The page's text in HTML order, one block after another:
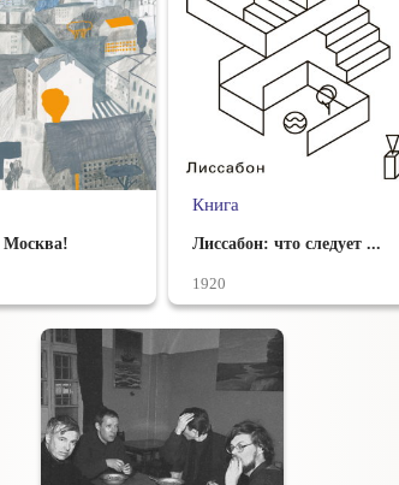
Москва!
Книга
Лиссабон: что следует ...
1920